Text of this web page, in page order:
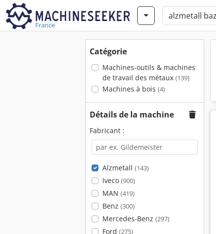
France
Catégorie
Machines-outils & machines
de travail des métaux (139)
Machines à bois (4)
Détails de la machine
Fabricant :
Alzmetall (143)
Iveco (900)
MAN (419)
Benz (300)
Mercedes-Benz (297)
Ford (275)